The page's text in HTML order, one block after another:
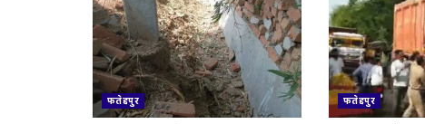
फतेहपुर फतेहपुर